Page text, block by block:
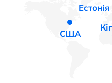
Естонія
США